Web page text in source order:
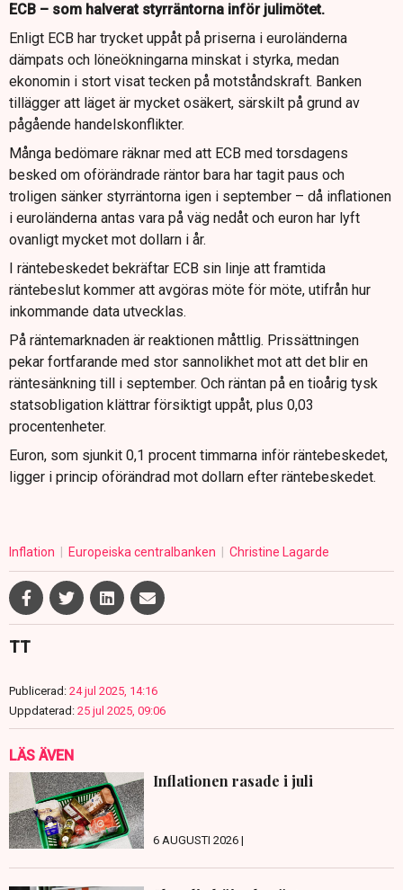
ECB – som halverat styrräntorna inför julimötet.
Enligt ECB har trycket uppåt på priserna i euroländerna
dämpats och löneökningarna minskat i styrka, medan
ekonomin i stort visat tecken på motståndskraft. Banken
tillägger att läget är mycket osäkert, särskilt på grund av
pågående handelskonflikter.
Många bedömare räknar med att ECB med torsdagens
besked om oförändrade räntor bara har tagit paus och
troligen sänker styrräntorna igen i september – då inflationen
i euroländerna antas vara på väg nedåt och euron har lyft
ovanligt mycket mot dollarn i år.
I räntebeskedet bekräftar ECB sin linje att framtida
räntebeslut kommer att avgöras möte för möte, utifrån hur
inkommande data utvecklas.
På räntemarknaden är reaktionen måttlig. Prissättningen
pekar fortfarande med stor sannolikhet mot att det blir en
räntesänkning till i september. Och räntan på en tioårig tysk
statsobligation klättrar försiktigt uppåt, plus 0,03
procentenheter.
Euron, som sjunkit 0,1 procent timmarna inför räntebeskedet,
ligger i princip oförändrad mot dollarn efter räntebeskedet.
Inflation Europeiska centralbanken Christine Lagarde
TT
Publicerad: 24 jul 2025, 14:16
Uppdaterad: 25 jul 2025, 09:06
LÄS ÄVEN
Inflationen rasade i juli
6 AUGUSTI 2026 |